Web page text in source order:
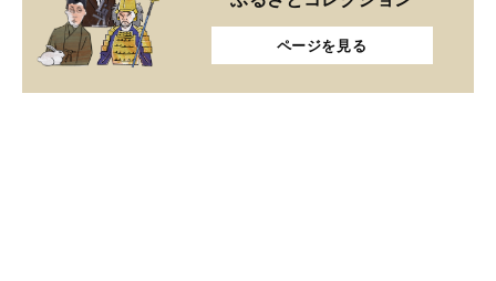
ページを見る